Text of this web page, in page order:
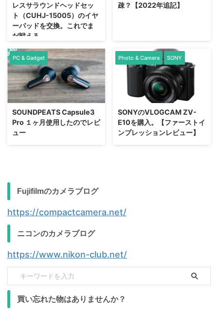
レスサラウンドヘッドセッ
ト（CUHJ-15005）のイヤ
ーパッドを交換。これでま
だ戦える。
疎？【2022年追記】
PC & Gadget
SOUNDPEATS Capsule3
Pro １ヶ月使用したのでレビ
ュー
Photo & Camera SONY
SONYのVLOGCAM ZV-
E10を購入。【ファーストイ
ンプレッションレビュー】
Fujifilmのカメラブログ
https://compactcamera.net/
ニコンのカメラブログ
https://www.nikon-club.net/
買い忘れた物はありませんか？